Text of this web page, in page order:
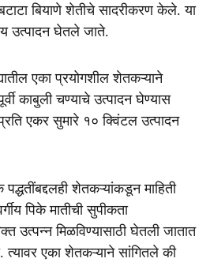
बियाणे शेतीचे सादरीकरण केले. या
उत्पादन घेतले जाते.
एका प्रयोगशील शेतकऱ्याने
काबुली चण्याचे उत्पादन घेण्यास
एकर सुमारे १० क्विंटल उत्पादन
शेतकऱ्यांकडून माहिती
पिके मातीची सुपीकता
उत्पन्न मिळविण्यासाठी घेतली जातात
त्यावर एका शेतकऱ्याने सांगितले की